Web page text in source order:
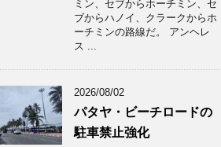
ミン、セブからホーチミン、セ
ブからハノイ、クラークからホ
ーチミンの路線だ。 アンヘレ
ス ...
2026/08/02
パタヤ・ビーチロードの
駐車禁止強化